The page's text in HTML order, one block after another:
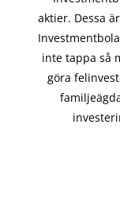
aktier. Dessa
inte tappa så
göra